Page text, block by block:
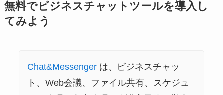
無料でビジネスチャットツールを導入し
てみよう
Chat&Messenger は、ビジネスチャッ
ト、Web会議、ファイル共有、スケジュ